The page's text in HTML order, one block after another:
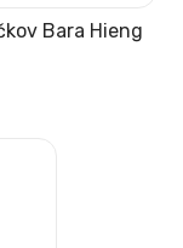
Bara Hieng